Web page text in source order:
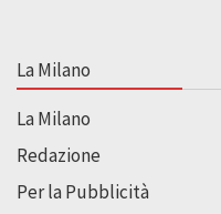
La Milano
La Milano
Redazione
Per la Pubblicità